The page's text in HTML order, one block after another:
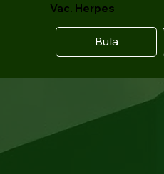
Vac. Herpes
Bula